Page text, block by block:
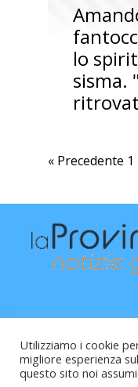
lo
sisma.
« Precedente 1
Raffaele Vitali - via
Utilizziamo i cookie
migliore esperienza
questo sito noi